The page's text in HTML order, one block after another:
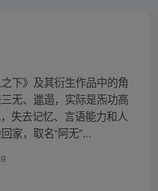
下》及其衍生作品中的角
无、邋遢，实际是炁功高
失去记忆、言语能力和人
家，取名“阿无”...